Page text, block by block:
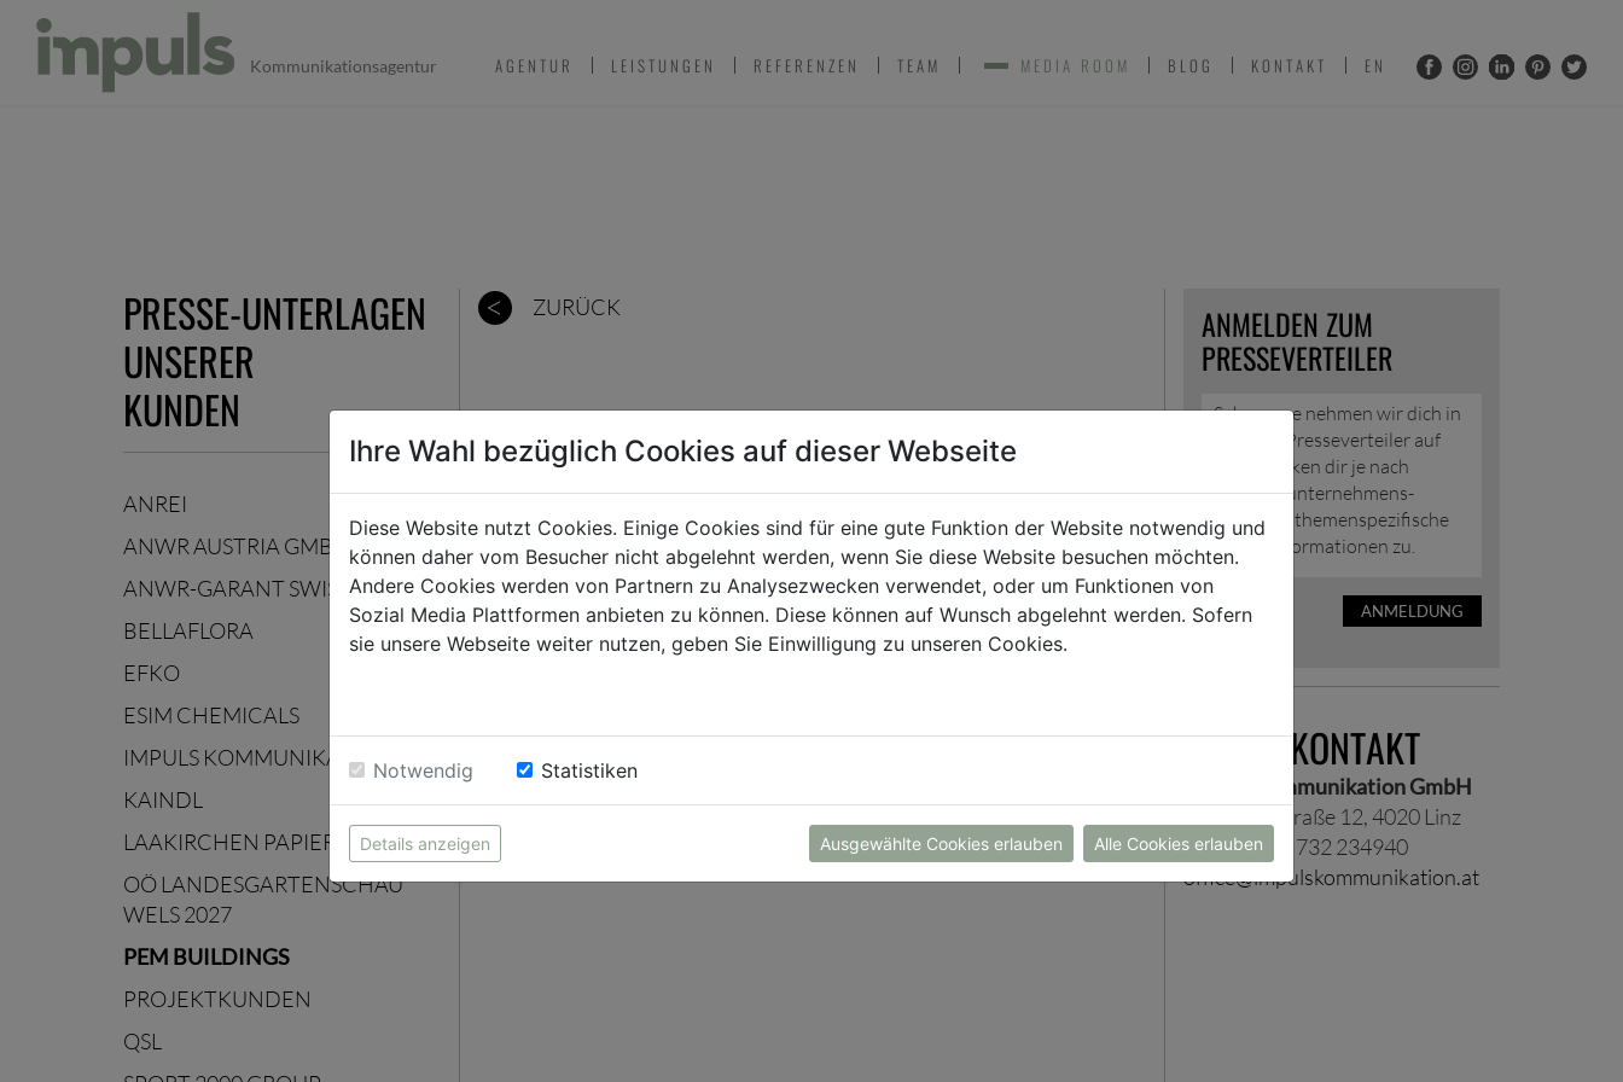
Kommunikationsagentur AGENTUR LEISTUNGEN REFERENZEN TEAM MEDIA ROOM BLOG KONTAKT EN
PRESSE-UNTERLAGEN
UNSERER
KUNDEN
ANREI
ANWR AUSTRIA GMBH
ANWR-GARANT SWISS AG
BELLAFLORA
EFKO
ESIM CHEMICALS
IMPULS KOMMUNIKATION
KAINDL
LAAKIRCHEN PAPIER
OÖ LANDESGARTENSCHAU
WELS 2027
PEM BUILDINGS
PROJEKTKUNDEN
QSL
ZURÜCK ANMELDEN ZUM
PRESSEVERTEILER
Sehr gerne nehmen wir dich in
unseren Presseverteiler auf
und schicken dir je nach
Wunsch unternehmens-
und/oder themenspezifische
Presseinformationen zu.
ANMELDUNG
PRESSEKONTAKT
Impuls Kommunikation GmbH
Scharitzerstraße 12, 4020 Linz
Telefon +43 732 234940
office@impulskommunikation.at
Ihre Wahl bezüglich Cookies auf dieser Webseite
Diese Website nutzt Cookies. Einige Cookies sind für eine gute Funktion der Website notwendig und
können daher vom Besucher nicht abgelehnt werden, wenn Sie diese Website besuchen möchten.
Andere Cookies werden von Partnern zu Analysezwecken verwendet, oder um Funktionen von
Sozial Media Plattformen anbieten zu können. Diese können auf Wunsch abgelehnt werden. Sofern
sie unsere Webseite weiter nutzen, geben Sie Einwilligung zu unseren Cookies.
Notwendig Statistiken
Details anzeigen Ausgewählte Cookies erlauben Alle Cookies erlauben